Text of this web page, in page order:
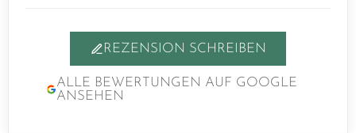
REZENSION SCHREIBEN
ALLE BEWERTUNGEN AUF GOOGLE
ANSEHEN